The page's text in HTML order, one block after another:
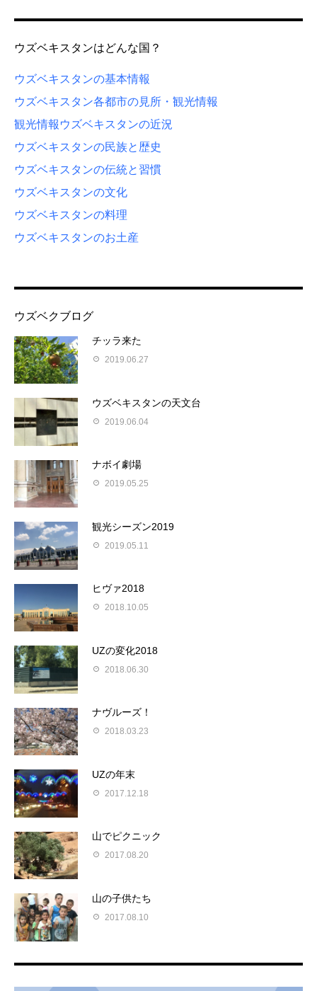
ウズベキスタンはどんな国？
ウズベキスタンの基本情報
ウズベキスタン各都市の見所・観光情報
観光情報 ウズベキスタンの近況
ウズベキスタンの民族と歴史
ウズベキスタンの伝統と習慣
ウズベキスタンの文化
ウズベキスタンの料理
ウズベキスタンのお土産
ウズベクブログ
チッラ来た
2019.06.27
ウズベキスタンの天文台
2019.06.04
ナボイ劇場
2019.05.25
観光シーズン2019
2019.05.11
ヒヴァ2018
2018.10.05
UZの変化2018
2018.06.30
ナヴルーズ！
2018.03.23
UZの年末
2017.12.18
山でピクニック
2017.08.20
山の子供たち
2017.08.10